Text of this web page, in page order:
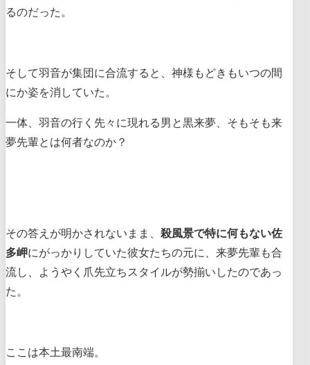
るのだった。
そして羽音が集団に合流すると、神様もどきもいつの間
にか姿を消していた。
一体、羽音の行く先々に現れる男と黒来夢、そもそも来
夢先輩とは何者なのか？
その答えが明かされないまま、 殺風景で特に何もない佐
多岬にがっかりしていた彼女たちの元に、来夢先輩も合
流し、ようやく爪先立ちスタイルが勢揃いしたのであっ
た。
ここは本土最南端。